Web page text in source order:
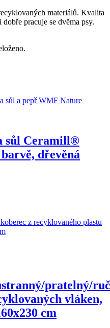
materiálů. Kvalita
pracuje se dvěma psy.
sůl Ceramill®
dřevěná
pratelný/
vláken,
cm